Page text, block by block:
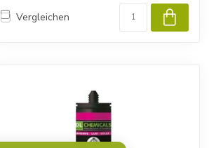
Vergleichen